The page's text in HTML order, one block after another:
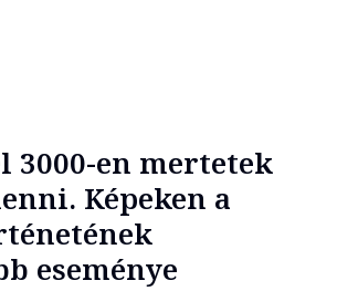
3000-en mertetek
Képeken a
eseménye